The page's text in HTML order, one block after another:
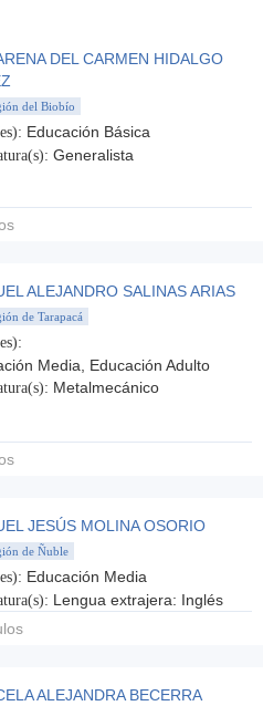
DEL CARMEN HIDALGO
del Biobío
Educación Básica
Generalista
ALEJANDRO SALINAS ARIAS
de Tarapacá
Media, Educación Adulto
Metalmecánico
JESÚS MOLINA OSORIO
de Ñuble
Educación Media
Lengua extrajera: Inglés
ALEJANDRA BECERRA